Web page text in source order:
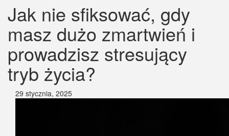
Jak nie sfiksować, gdy
masz dużo zmartwień i
prowadzisz stresujący
tryb życia?
29 stycznia, 2025